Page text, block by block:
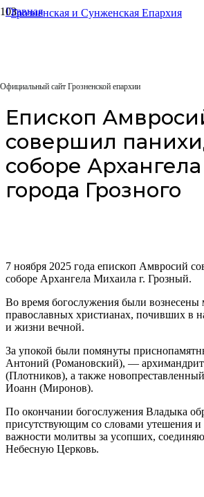
Официальный сайт Грозненской епархии
Главная
07.11.2025
Епископ
совершил
соборе
города Грозного
7 ноября 2025 года епископ Амвросий
соборе Архангела Михаила г. Грозный.
Во время богослужения были вознесены
православных христианах, почивших в
и жизни вечной.
За упокой были помянуты
Антоний (Романовский), —
(Плотников), а также
Иоанн (Миронов).
По окончании богослужения Владыка
присутствующим со словами утешения
важности молитвы за усопших,
Небесную Церковь.